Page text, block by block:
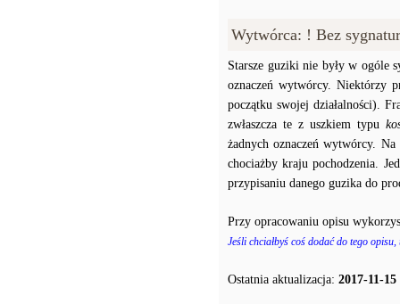
Wytwórca: ! Bez
Starsze guziki nie były w ogóle
oznaczeń wytwórcy. Niektórzy
początku swojej działalności).
zwłaszcza te z uszkiem typu
żadnych oznaczeń wytwórcy.
chociażby kraju pochodzenia.
przypisaniu danego guzika do
Przy opracowaniu opisu
Jeśli chciałbyś coś dodać do tego
Ostatnia aktualizacja: 2017-11-15